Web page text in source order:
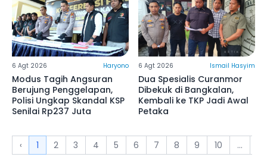
6 Agt 2026 Haryono
Modus Tagih Angsuran
Berujung Penggelapan,
Polisi Ungkap Skandal KSP
Senilai Rp237 Juta
6 Agt 2026 Ismail Hasyim
Dua Spesialis Curanmor
Dibekuk di Bangkalan,
Kembali ke TKP Jadi Awal
Petaka
‹ 1 2 3 4 5 6 7 8 9 10 ...